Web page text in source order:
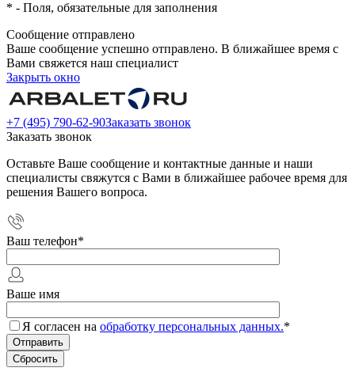
* - Поля, обязательные для заполнения
Сообщение отправлено
Ваше сообщение успешно отправлено. В ближайшее время с
Вами свяжется наш специалист
Закрыть окно
+7 (495) 790-62-90Заказать звонок
Заказать звонок
Оставьте Ваше сообщение и контактные данные и наши
специалисты свяжутся с Вами в ближайшее рабочее время для
решения Вашего вопроса.
Ваш телефон*
Ваше имя
Я согласен на обработку персональных данных.*